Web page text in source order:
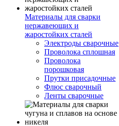
Материалы для сварки
нержавеющих и
жаростойких сталей
Электроды сварочные
Проволока сплошная
Проволока
порошковая
Прутки присадочные
Флюс сварочный
Ленты сварочные